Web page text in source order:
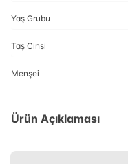
Yaş Grubu
Taş Cinsi
Menşei
Ürün Açıklaması